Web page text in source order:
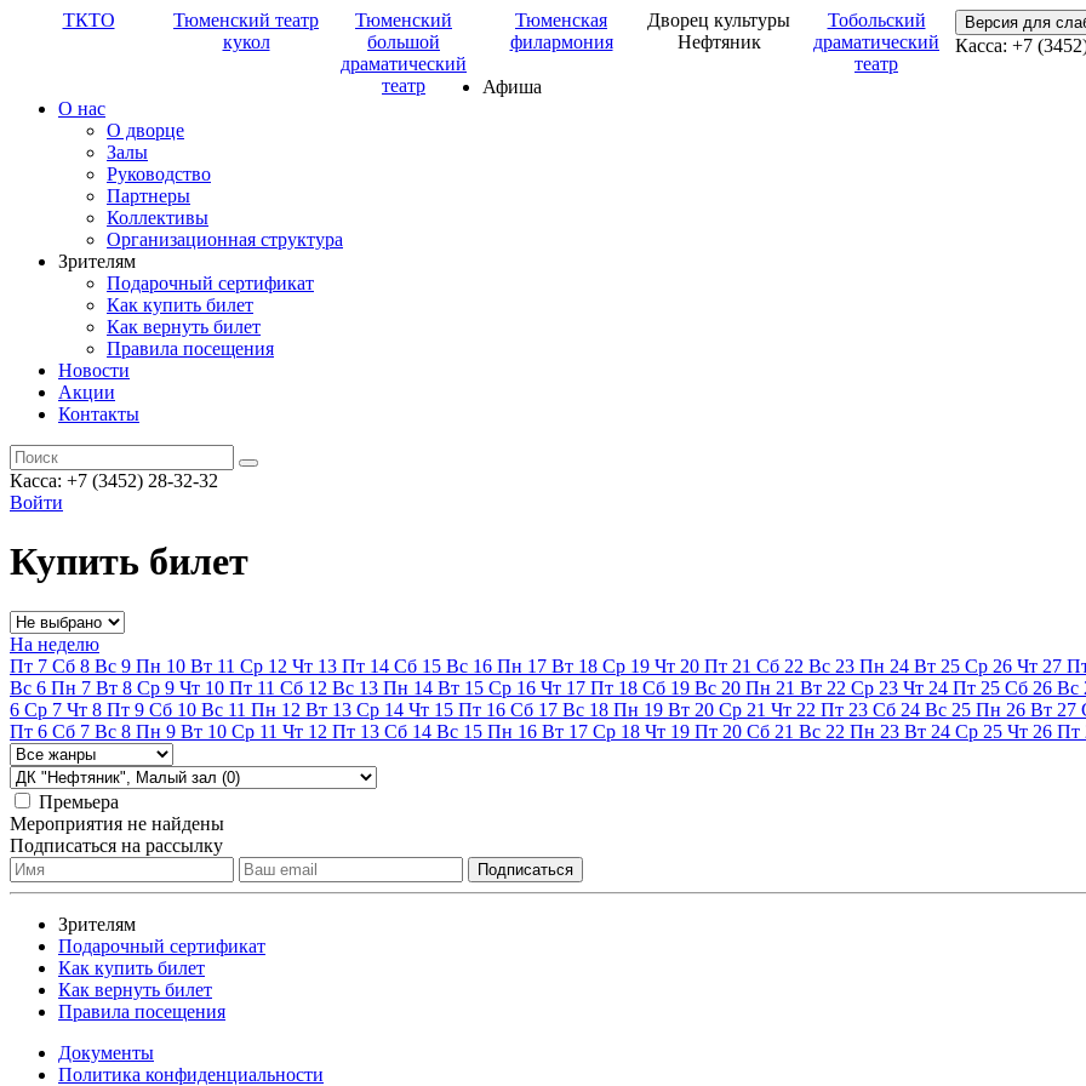
ТКТО
Тюменский театр
кукол
Тюменский
большой
драматический
театр
Тюменская
филармония
Дворец культуры
Нефтяник
Тобольский
драматический
театр
Версия для
Касса: +7
Афиша
О нас
О дворце
Залы
Руководство
Партнеры
Коллективы
Организационная структура
Зрителям
Подарочный сертификат
Как купить билет
Как вернуть билет
Правила посещения
Новости
Акции
Контакты
Касса: +7 (3452) 28-32-32
Войти
Купить билет
На неделю
Пт 7 Сб 8 Вс 9 Пн 10 Вт 11 Ср 12 Чт 13 Пт 14 Сб 15 Вс 16 Пн 17 Вт 18 Ср 19 Чт 20 Пт 21 Сб 22 Вс 23 Пн 24 Вт 25 Ср 26 Чт 27
Вс 6 Пн 7 Вт 8 Ср 9 Чт 10 Пт 11 Сб 12 Вс 13 Пн 14 Вт 15 Ср 16 Чт 17 Пт 18 Сб 19 Вс 20 Пн 21 Вт 22 Ср 23 Чт 24 Пт 25 Сб 26 Вс
6 Ср 7 Чт 8 Пт 9 Сб 10 Вс 11 Пн 12 Вт 13 Ср 14 Чт 15 Пт 16 Сб 17 Вс 18 Пн 19 Вт 20 Ср 21 Чт 22 Пт 23 Сб 24 Вс 25 Пн 26 Вт 27
Пт 6 Сб 7 Вс 8 Пн 9 Вт 10 Ср 11 Чт 12 Пт 13 Сб 14 Вс 15 Пн 16 Вт 17 Ср 18 Чт 19 Пт 20 Сб 21 Вс 22 Пн 23 Вт 24 Ср 25 Чт 26 Пт
Премьера
Мероприятия не найдены
Подписаться на рассылку
Зрителям
Подарочный сертификат
Как купить билет
Как вернуть билет
Правила посещения
Документы
Политика конфиденциальности